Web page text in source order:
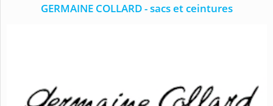
GERMAINE COLLARD - sacs et ceintures